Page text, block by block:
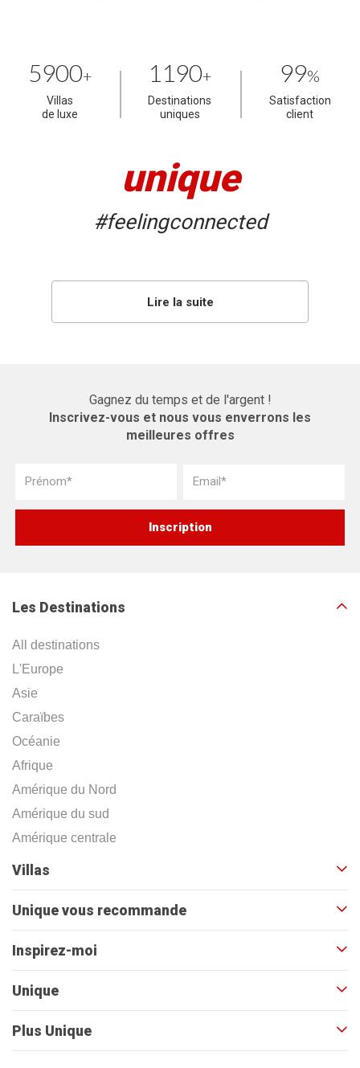
5900+
Villas
de luxe
1190+
Destinations
uniques
99%
Satisfaction
client
unique
#feelingconnected
Lire la suite
Gagnez du temps et de l'argent !
Inscrivez-vous et nous vous enverrons les
meilleures offres
Les Destinations
All destinations
L'Europe
Asie
Caraïbes
Océanie
Afrique
Amérique du Nord
Amérique du sud
Amérique centrale
Villas
Unique vous recommande
Inspirez-moi
Unique
Plus Unique